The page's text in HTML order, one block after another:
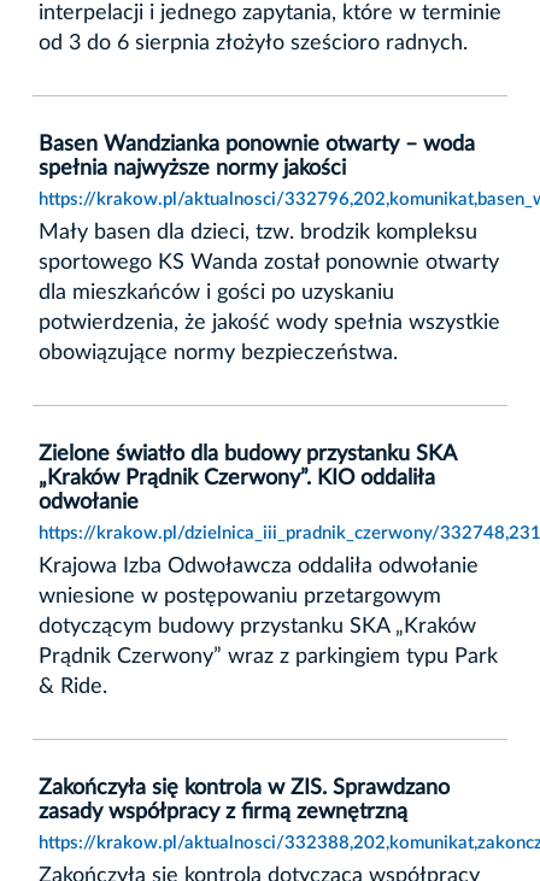
interpelacji i jednego zapytania, które w terminie
od 3 do 6 sierpnia złożyło sześcioro radnych.
Basen Wandzianka ponownie otwarty – woda
spełnia najwyższe normy jakości
https://krakow.pl/aktualnosci/
Mały basen dla dzieci, tzw. brodzik kompleksu
sportowego KS Wanda został ponownie otwarty
dla mieszkańców i gości po uzyskaniu
potwierdzenia, że jakość wody spełnia wszystkie
obowiązujące normy bezpieczeństwa.
Zielone światło dla budowy przystanku SKA
„Kraków Prądnik Czerwony”. KIO oddaliła
odwołanie
https://krakow.pl/dzielnica_iii_pradnik_czerwony/
Krajowa Izba Odwoławcza oddaliła odwołanie
wniesione w postępowaniu przetargowym
dotyczącym budowy przystanku SKA „Kraków
Prądnik Czerwony” wraz z parkingiem typu Park
& Ride.
Zakończyła się kontrola w ZIS. Sprawdzano
zasady współpracy z firmą zewnętrzną
https://krakow.pl/aktualnosci/
Zakończyła się kontrola dotycząca współpracy